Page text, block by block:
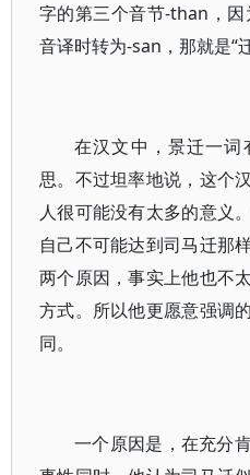
字的第三个音节-than，因
音译时转为-san，那就是“
在汉文中，景迁一
思。不过坦率地说，这个
人很可能没有太多的意义
自己不可能达到司马迁那
两个原因，事实上他也不
方式。所以他更愿意强调
同。
一个原因是，在充分